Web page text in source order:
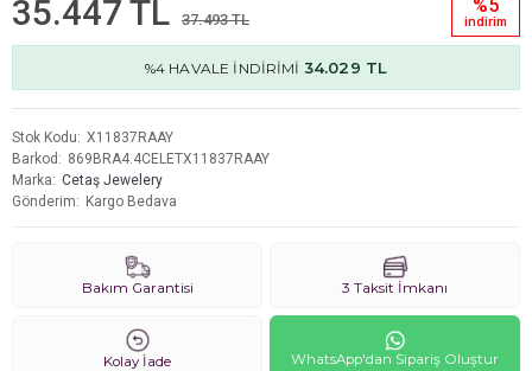
35.447 TL 37.493 TL
%5
i̇ndi̇ri̇m
%4 HAVALE İNDİRİMİ 34.029 TL
Stok Kodu
X11837RAAY
Barkod
869BRA4.4CELETX11837RAAY
Marka
Cetaş Jewelery
Gönderim
Kargo Bedava
Bakım Garantisi 3 Taksit İmkanı
Kolay İade WhatsApp'dan Sipariş Oluştur